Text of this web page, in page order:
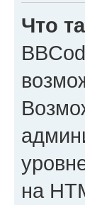
Что
на